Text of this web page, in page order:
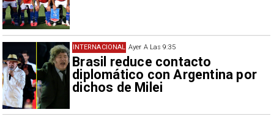
Ayer A Las 9:35
Brasil reduce contacto
diplomático con Argentina por
dichos de Milei
INTERNACIONAL